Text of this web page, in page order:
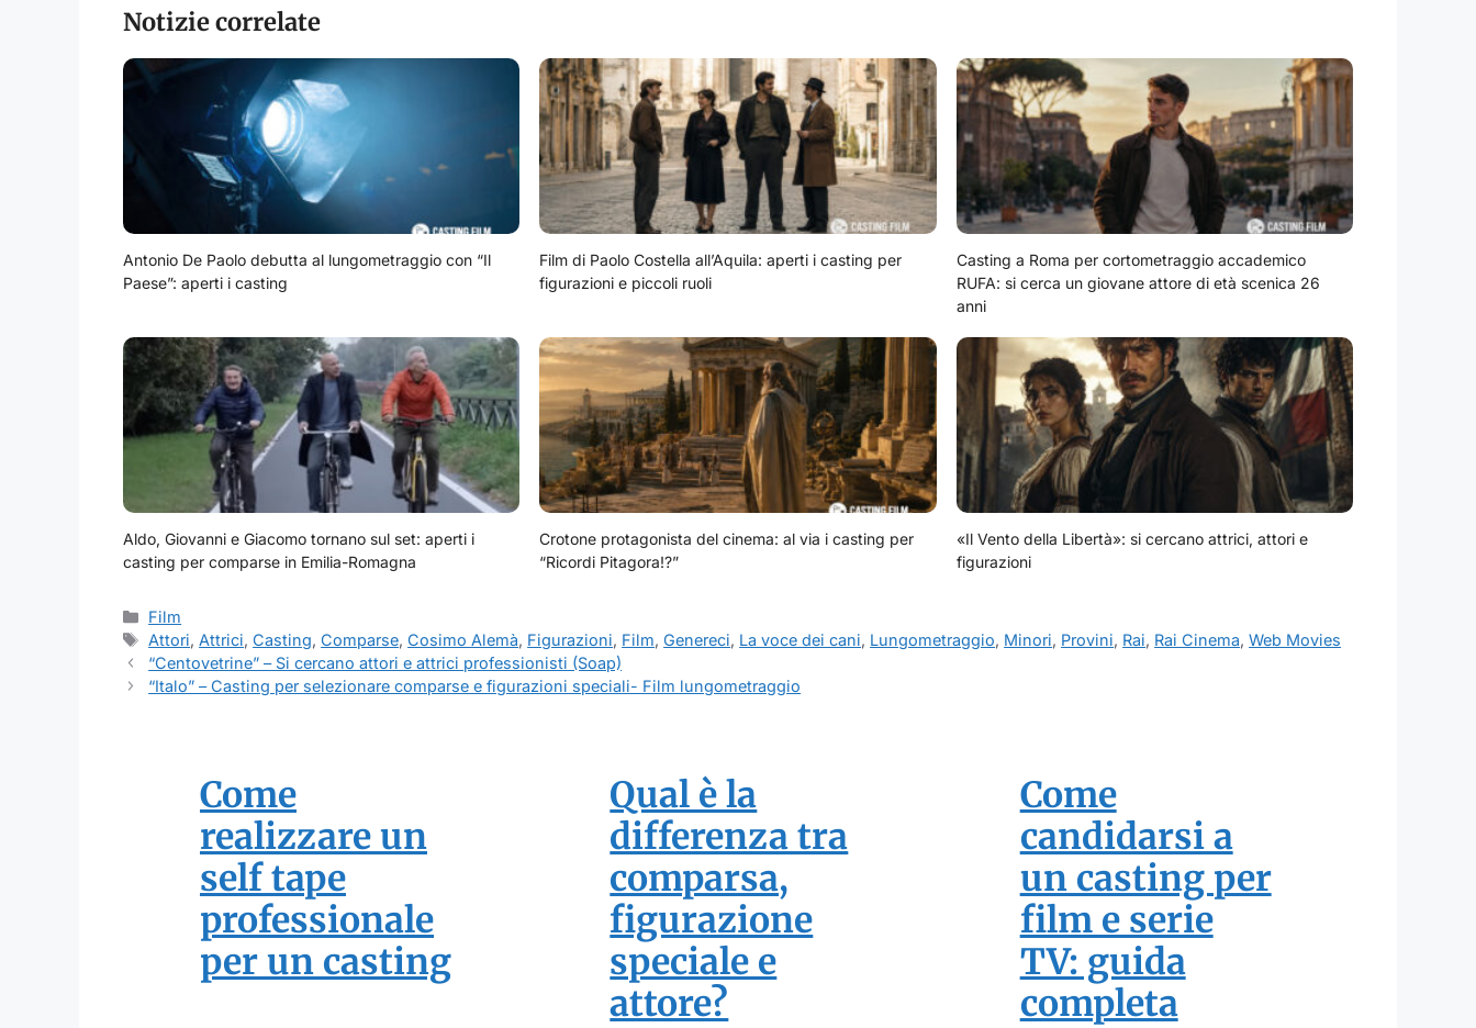
Notizie correlate
Antonio De Paolo debutta al lungometraggio con “Il
Paese”: aperti i casting
Film di Paolo Costella all’Aquila: aperti i casting per
figurazioni e piccoli ruoli
Casting a Roma per cortometraggio accademico
RUFA: si cerca un giovane attore di età scenica 26
anni
Aldo, Giovanni e Giacomo tornano sul set: aperti i
casting per comparse in Emilia-Romagna
Crotone protagonista del cinema: al via i casting per
“Ricordi Pitagora!?”
«Il Vento della Libertà»: si cercano attrici, attori e
figurazioni
Categorie
Film
Tag
Attori, Attrici,Casting,Comparse,Cosimo Alemà, Figurazioni, Film,Genereci, La voce dei cani, Lungometraggio, Minori, Provini, Rai, Rai Cinema,Web Movies
“Centovetrine” – Si cercano attori e attrici professionisti (Soap)
“Italo” – Casting per selezionare comparse e figurazioni speciali- Film lungometraggio
Come
realizzare un
self tape
professionale
per un casting
Qual è la
differenza tra
comparsa,
figurazione
speciale e
attore?
Come
candidarsi a
un casting per
film e serie
TV: guida
completa